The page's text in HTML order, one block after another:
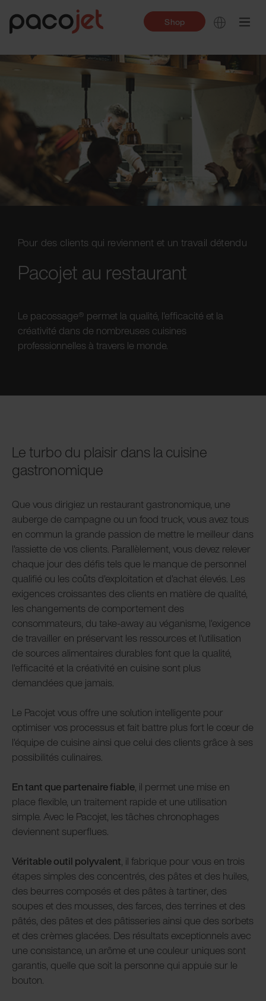
Shop
Pour des clients qui reviennent et un travail détendu
Pacojet au restaurant
Le pacossage® permet la qualité, l'efficacité et la
créativité dans de nombreuses cuisines
professionnelles à travers le monde.
Le turbo du plaisir dans la cuisine
gastronomique
Que vous dirigiez un restaurant gastronomique, une
auberge de campagne ou un food truck, vous avez tous
en commun la grande passion de mettre le meilleur dans
l'assiette de vos clients. Parallèlement, vous devez relever
chaque jour des défis tels que le manque de personnel
qualifié ou les coûts d'exploitation et d'achat élevés. Les
exigences croissantes des clients en matière de qualité,
les changements de comportement des
consommateurs, du take-away au véganisme, l'exigence
de travailler en préservant les ressources et l'utilisation
de sources alimentaires durables font que la qualité,
l'efficacité et la créativité en cuisine sont plus
demandées que jamais.
Le Pacojet vous offre une solution intelligente pour
optimiser vos processus et fait battre plus fort le cœur de
l'équipe de cuisine ainsi que celui des clients grâce à ses
possibilités culinaires.
En tant que partenaire fiable, il permet une mise en
place flexible, un traitement rapide et une utilisation
simple. Avec le Pacojet, les tâches chronophages
deviennent superflues.
Véritable outil polyvalent, il fabrique pour vous en trois
étapes simples des concentrés, des pâtes et des huiles,
des beurres composés et des pâtes à tartiner, des
soupes et des mousses, des farces, des terrines et des
pâtés, des pâtes et des pâtisseries ainsi que des sorbets
et des crèmes glacées. Des résultats exceptionnels avec
une consistance, un arôme et une couleur uniques sont
garantis, quelle que soit la personne qui appuie sur le
bouton.